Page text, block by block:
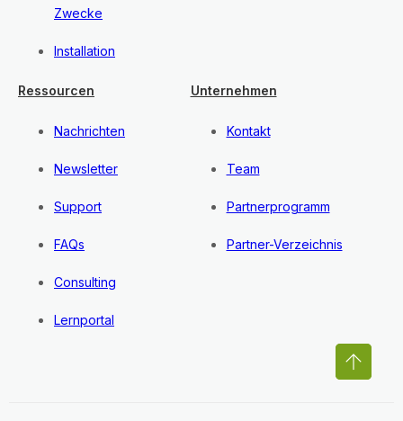
Zwecke
Installation
Ressourcen
Nachrichten
Newsletter
Support
FAQs
Consulting
Lernportal
Unternehmen
Kontakt
Team
Partnerprogramm
Partner-Verzeichnis